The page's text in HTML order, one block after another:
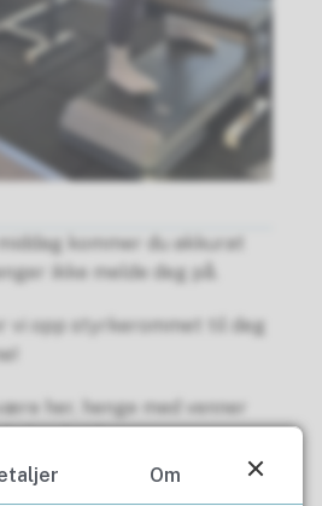
kommer du akkurat
ikke melde deg på.
vi opp styrkerommet til deg
her, henge med venner
Om